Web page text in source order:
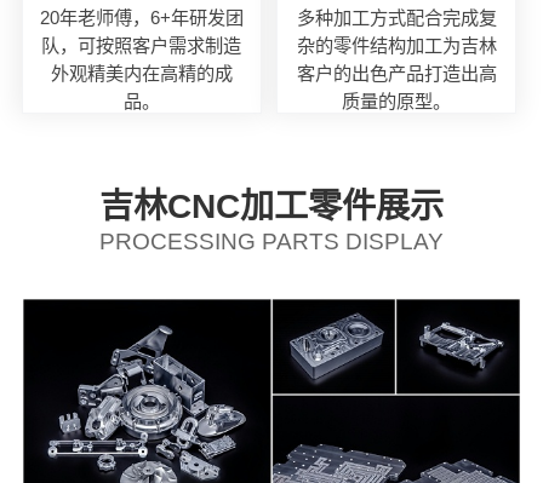
20年老师傅，6+年研发团
队，可按照客户需求制造
外观精美内在高精的成
品。
多种加工方式配合完成复
杂的零件结构加工为吉林
客户的出色产品打造出高
质量的原型。
吉林CNC加工零件展示
PROCESSING PARTS DISPLAY